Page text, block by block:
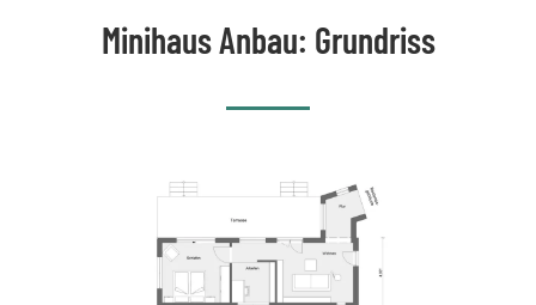
Minihaus Anbau: Grundriss